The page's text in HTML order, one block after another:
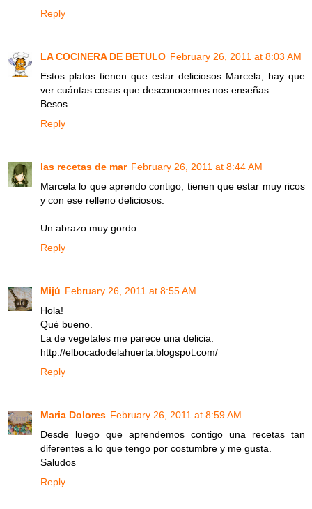
Reply
LA COCINERA DE BETULO February 26, 2011 at 8:03 AM
Estos platos tienen que estar deliciosos Marcela, hay que
ver cuántas cosas que desconocemos nos enseñas.
Besos.
Reply
las recetas de mar February 26, 2011 at 8:44 AM
Marcela lo que aprendo contigo, tienen que estar muy ricos
y con ese relleno deliciosos.
Un abrazo muy gordo.
Reply
Mijú February 26, 2011 at 8:55 AM
Hola!
Qué bueno.
La de vegetales me parece una delicia.
http://elbocadodelahuerta.blogspot.com/
Reply
Maria Dolores February 26, 2011 at 8:59 AM
Desde luego que aprendemos contigo una recetas tan
diferentes a lo que tengo por costumbre y me gusta.
Saludos
Reply